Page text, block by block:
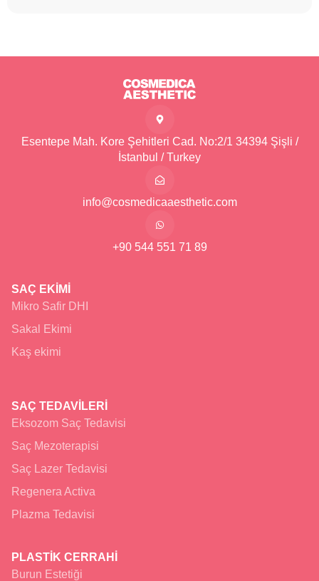
Esentepe Mah. Kore Şehitleri Cad. No:2/1 34394 Şişli /
İstanbul / Turkey
info@cosmedicaaesthetic.com
+90 544 551 71 89
SAÇ EKİMİ
Mikro Safir DHI
Sakal Ekimi
Kaş ekimi
SAÇ TEDAVİLERİ
Eksozom Saç Tedavisi
Saç Mezoterapisi
Saç Lazer Tedavisi
Regenera Activa
Plazma Tedavisi
PLASTİK CERRAHİ
Burun Estetiği